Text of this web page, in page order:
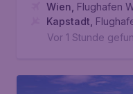
Wien Flughafen
Kapstadt
Vor 1 Stunde